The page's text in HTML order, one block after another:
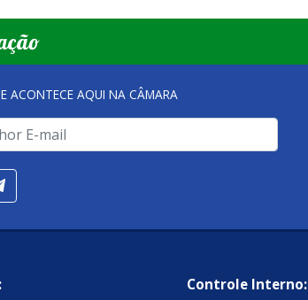
ACONTECE AQUI NA CÂMARA
Controle Interno: